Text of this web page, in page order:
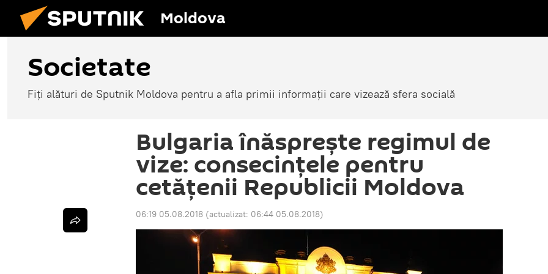
Moldova
Societate
Fiți alături de Sputnik Moldova pentru a afla primii informații care vizează sfera socială
Bulgaria înăsprește regimul de
vize: consecințele pentru
cetățenii Republicii Moldova
06:19 05.08.2018 (actualizat: 06:44 05.08.2018)